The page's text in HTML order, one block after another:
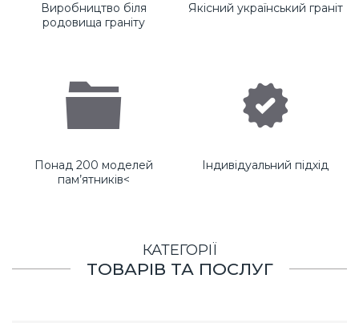
Виробництво біля
родовища граніту
Якісний український граніт
Понад 200 моделей
пам’ятників<
Індивідуальний підхід
КАТЕГОРІЇ
ТОВАРІВ ТА ПОСЛУГ